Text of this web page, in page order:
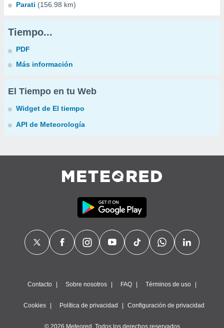
Parati (156.98 km)
Tiempo...
PDF
Más información
El Tiempo en tu Web
Widget de El tiempo
API de Meteorología
Contacto Sobre nosotros FAQ Términos de uso
Cookies Política de privacidad Configuración de privacidad
© 2026 Meteored. Todos los derechos reservados